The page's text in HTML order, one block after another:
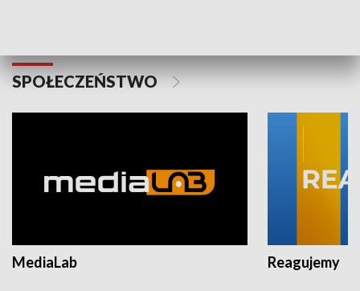
SPOŁECZEŃSTWO
MediaLab Reagujemy